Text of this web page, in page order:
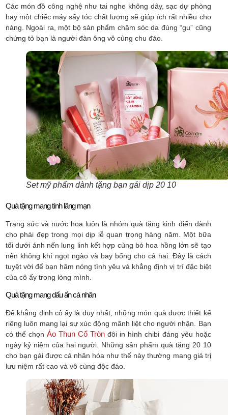
Các món đồ công nghệ như tai nghe không dây, sạc dự phòng
hay một chiếc máy sấy tóc chất lượng sẽ giúp ích rất nhiều cho
nàng. Ngoài ra, một bộ sản phẩm chăm sóc da đúng “gu” cũng
chứng tỏ bạn là người đàn ông vô cùng chu đáo.
Set mỹ phẩm dành tặng bạn gái dịp 20 10
Quà tặng mang tính lãng mạn
Trang sức và nước hoa luôn là nhóm quà tặng kinh điển dành
cho phái đẹp trong mọi dịp lễ quan trọng hàng năm. Một bữa
tối dưới ánh nến lung linh kết hợp cùng bó hoa hồng lớn sẽ tạo
nên không khí ngọt ngào và bay bổng cho cả hai. Đây là cách
tuyệt vời để bạn hâm nóng tình yêu và khẳng định vị trí đặc biệt
của cô ấy trong lòng mình.
Quà tặng mang dấu ấn cá nhân
Để khẳng định cô ấy là duy nhất, những món quà được thiết kế
riêng luôn mang lại sự xúc động mãnh liệt cho người nhận. Bạn
có thể chọnÁo Thun Cổ Tròn đôi in hình chibi đáng yêu hoặc
ngày kỷ niệm của hai người. Những sản phẩm quà tặng 20 10
cho bạn gái được cá nhân hóa như thế này thường mang giá trị
lưu niệm rất cao và vô cùng độc đáo.